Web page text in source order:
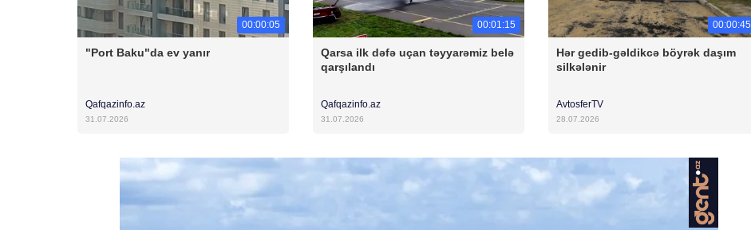
00:00:05
"Port Baku"da ev yanır
Qafqazinfo.az
31.07.2026
00:01:15
Qarsa ilk dəfə uçan təyyarəmiz belə
qarşılandı
Qafqazinfo.az
31.07.2026
00:00:45
Hər gedib-gəldikcə böyrək daşım
silkələnir
AvtosferTV
28.07.2026